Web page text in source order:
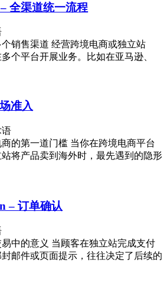
全渠道统一流程
销售渠道 经营跨境电商或独立站
个平台开展业务。比如在亚马逊、
准入
语
的第一道门槛 当你在跨境电商平台
站将产品卖到海外时，最先遇到的隐形
– 订单确认
中的意义 当顾客在独立站完成支付
邮件或页面提示，往往决定了后续的